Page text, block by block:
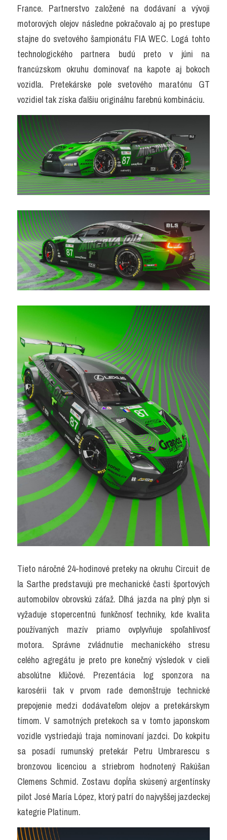
France. Partnerstvo založené na dodávaní a vývoji
motorových olejov následne pokračovalo aj po prestupe
stajne do svetového šampionátu FIA WEC. Logá tohto
technologického partnera budú preto v júni na
francúzskom okruhu dominovať na kapote aj bokoch
vozidla. Pretekárske pole svetového maratónu GT
vozidiel tak získa ďalšiu originálnu farebnú kombináciu.
Tieto náročné 24-hodinové preteky na okruhu Circuit de
la Sarthe predstavujú pre mechanické časti športových
automobilov obrovskú záťaž. Dlhá jazda na plný plyn si
vyžaduje stopercentnú funkčnosť techniky, kde kvalita
používaných mazív priamo ovplyvňuje spoľahlivosť
motora. Správne zvládnutie mechanického stresu
celého agregátu je preto pre konečný výsledok v cieli
absolútne kľúčové. Prezentácia log sponzora na
karosérii tak v prvom rade demonštruje technické
prepojenie medzi dodávateľom olejov a pretekárskym
tímom. V samotných pretekoch sa v tomto japonskom
vozidle vystriedajú traja nominovaní jazdci. Do kokpitu
sa posadí rumunský pretekár Petru Umbrarescu s
bronzovou licenciou a striebrom hodnotený Rakúšan
Clemens Schmid. Zostavu dopĺňa skúsený argentínsky
pilot José María López, ktorý patrí do najvyššej jazdeckej
kategrie Platinum.